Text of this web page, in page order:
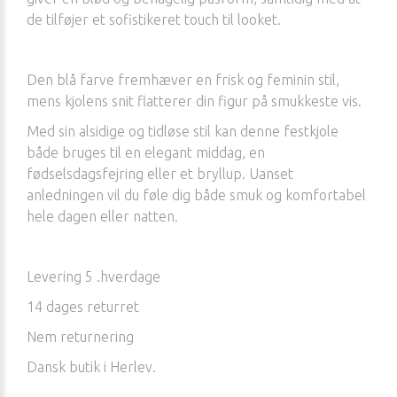
de tilføjer et sofistikeret touch til looket.
Den blå farve fremhæver en frisk og feminin stil,
mens kjolens snit flatterer din figur på smukkeste vis.
Med sin alsidige og tidløse stil kan denne festkjole
både bruges til en elegant middag, en
fødselsdagsfejring eller et bryllup. Uanset
anledningen vil du føle dig både smuk og komfortabel
hele dagen eller natten.
Levering 5 .hverdage
14 dages returret
Nem returnering
Dansk butik i Herlev.